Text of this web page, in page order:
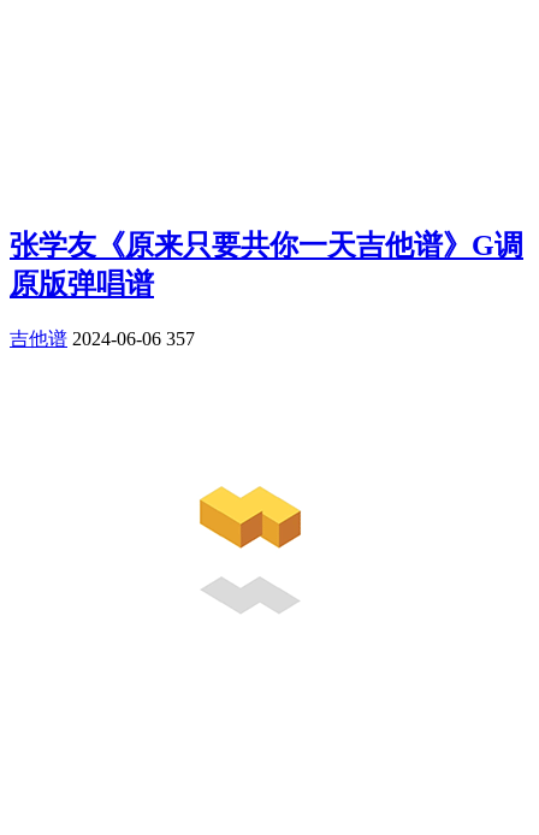
张学友《原来只要共你一天吉他谱》G调
原版弹唱谱
吉他谱 2024-06-06 357